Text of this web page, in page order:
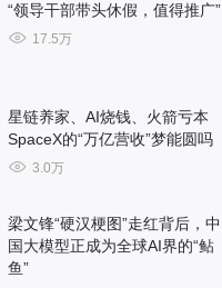
“领导干部带头休假，值得推广”
17.5万
星链养家、AI烧钱、火箭亏本
SpaceX的“万亿营收”梦能圆吗
3.0万
梁文锋“硬汉梗图”走红背后，中
国大模型正成为全球AI界的“鲇
鱼”